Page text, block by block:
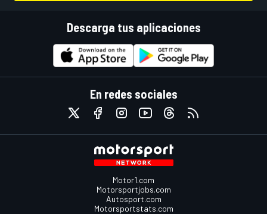
Descarga tus aplicaciones
En redes sociales
Motor1.com
Motorsportjobs.com
Autosport.com
Motorsportstats.com